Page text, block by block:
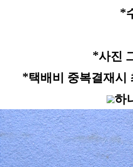
*
*사진
*택배비 중복결재시
하